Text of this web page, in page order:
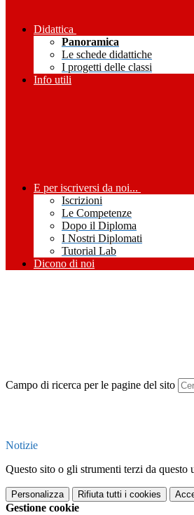
Didattica
Panoramica
Le schede didattiche
I progetti delle classi
Info utili
E per iscriversi da noi...
Iscrizioni
Le Competenze
Dopo il Diploma
I Nostri Diplomati
Tutorial Lab
Dicono di noi
Campo di ricerca per le pagine del sito
Notizie
Questo sito o gli strumenti terzi da
Personalizza Rifiuta tutti i cookies
Gestione cookie